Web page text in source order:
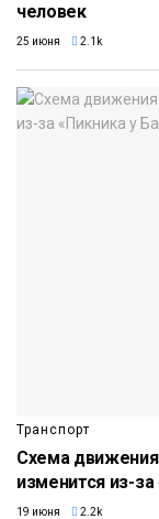
человек
25 июня 2.1k
Транспорт
Схема движения
изменится из-
19 июня 2.2k